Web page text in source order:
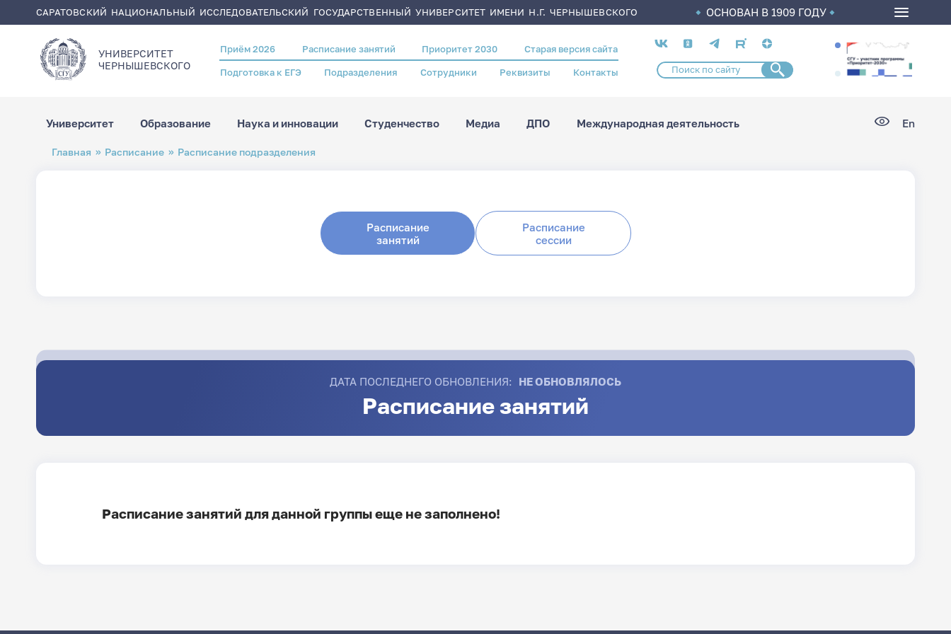
САРАТОВСКИЙ НАЦИОНАЛЬНЫЙ ИССЛЕДОВАТЕЛЬСКИЙ ГОСУДАРСТВЕННЫЙ УНИВЕРСИТЕТ ИМЕНИ Н.Г. ЧЕРНЫШЕВСКОГО ОСНОВАН В 1909 ГОДУ
УНИВЕРСИТЕТ
ЧЕРНЫШЕВСКОГO
Header
menu
Приём 2026 Расписание занятий Приоритет 2030 Старая версия сайта
Подготовка к ЕГЭ Подразделения Сотрудники Реквизиты Контакты
Социальные
сети
Университет Образование Наука и инновации Студенчество Медиа ДПО Международная деятельность En
Строка
навигации
Главная Расписание Расписание подразделения
Расписание
занятий
Расписание
сессии
ДАТА ПОСЛЕДНЕГО ОБНОВЛЕНИЯ: НЕ ОБНОВЛЯЛОСЬ
Расписание занятий
Расписание занятий для данной группы еще не заполнено!